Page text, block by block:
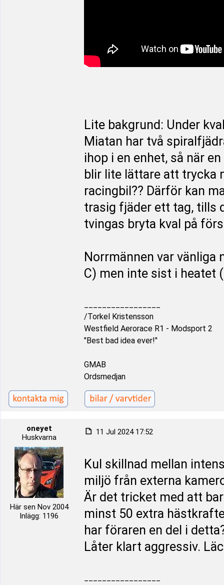
Lite bakgrund: Under
Miatan har två
ihop i en enhet, så när
blir lite lättare att trycka
racingbil?? Därför kan
trasig fjäder ett tag, tills
tvingas bryta kval på
Norrmännen var
C) men inte sist i heatet
/Torkel Kristensson
Westfield Aerorace R1 - Modsport 2
"Best bad idea ever!"
GMAB
Ordsmedjan
oneyet
Huskvarna
Här sen Nov 2004
Inlägg: 1196
11 Jul 2024 17:52
Kul skillnad mellan
miljö från externa
Är det tricket med att
minst 50 extra
har föraren en del i
Låter klart aggressiv.